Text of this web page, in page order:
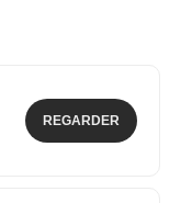
REGARDER